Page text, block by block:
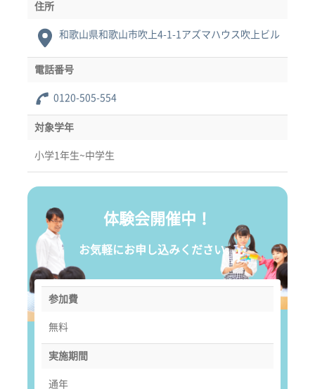
住所
和歌山県和歌山市吹上4-1-1アズマハウス吹上ビル
電話番号
0120-505-554
対象学年
小学1年生~中学生
体験会開催中！
お気軽にお申し込みください。
参加費
無料
実施期間
通年